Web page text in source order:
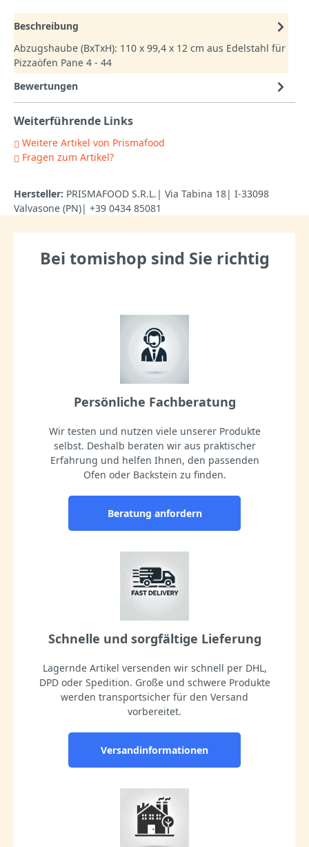
Beschreibung
Abzugshaube (BxTxH): 110 x 99,4 x 12 cm aus Edelstahl für
Pizzaöfen Pane 4 - 44
Bewertungen
Weiterführende Links
Weitere Artikel von Prismafood
Fragen zum Artikel?
Hersteller: PRISMAFOOD S.R.L.| Via Tabina 18| I-33098
Valvasone (PN)| +39 0434 85081
Bei tomishop sind Sie richtig
Persönliche Fachberatung
Wir testen und nutzen viele unserer Produkte
selbst. Deshalb beraten wir aus praktischer
Erfahrung und helfen Ihnen, den passenden
Ofen oder Backstein zu finden.
Beratung anfordern
Schnelle und sorgfältige Lieferung
Lagernde Artikel versenden wir schnell per DHL,
DPD oder Spedition. Große und schwere Produkte
werden transportsicher für den Versand
vorbereitet.
Versandinformationen